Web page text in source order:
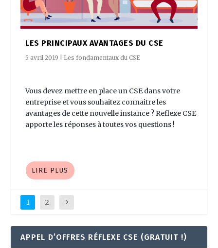
LES PRINCIPAUX AVANTAGES DU CSE
5 avril 2019 Les fondamentaux du CSE
Vous devez mettre en place un CSE dans votre
entreprise et vous souhaitez connaitre les
avantages de cette nouvelle instance ? Reflexe CSE
apporte les réponses à toutes vos questions !
LIRE PLUS
1 2
APPEL D’OFFRES RÉFLEXE CSE (GRATUIT !)